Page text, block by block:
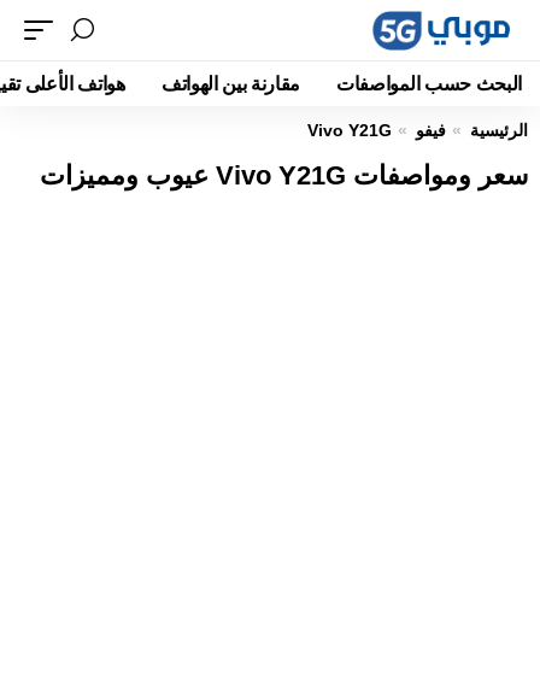
البحث حسب المواصفات مقارنة بين الهواتف هواتف الأعلى
الرئيسية فيفو Vivo Y21G
سعر ومواصفات Vivo Y21G عيوب ومميزات